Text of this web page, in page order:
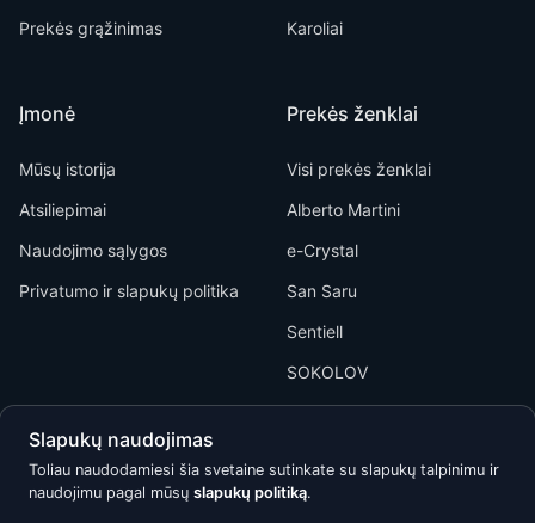
Prekės grąžinimas
Įmonė
Mūsų istorija
Atsiliepimai
Naudojimo sąlygos
Privatumo ir slapukų politika
Karoliai
Prekės ženklai
Visi prekės ženklai
Alberto Martini
e-Crystal
San Saru
Sentiell
SOKOLOV
Slapukų naudojimas
Toliau naudodamiesi šia svetaine sutinkate su slapukų talpinimu ir
naudojimu pagal mūsų slapukų politiką.